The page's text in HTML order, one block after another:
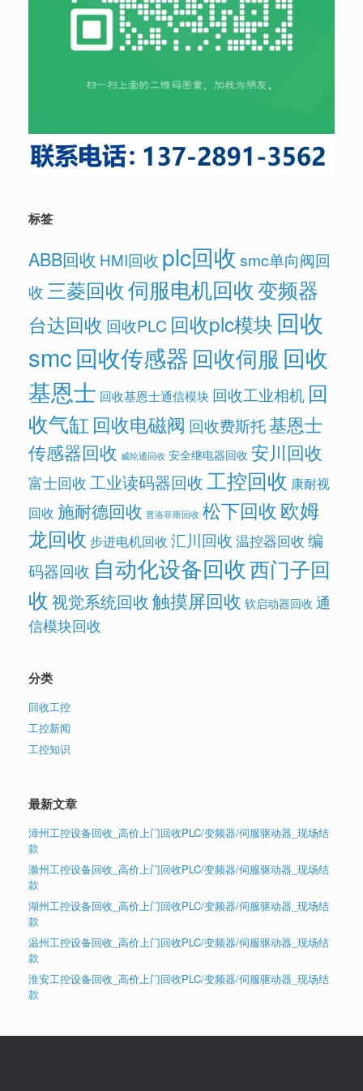
标签
ABB回收 HMI回收 plc回收 smc单向阀回
收 三菱回收伺服电机回收变频器
台达回收 回收PLC 回收plc模块 回收
smc回收传感器回收伺服 回收
基恩士 回收基恩士通信模块 回收工业相机 回
收气缸 回收电磁阀 回收费斯托基恩士
传感器回收 威纶通回收 安全继电器回收 安川回收
富士回收 工业读码器回收工控回收 康耐视
回收 施耐德回收 普洛菲斯回收 松下回收欧姆
龙回收 步进电机回收 汇川回收 温控器回收 编
码器回收 自动化设备回收西门子回
收视觉系统回收触摸屏回收 软启动器回收 通
信模块回收
分类
回收工控
工控新闻
工控知识
最新文章
漳州工控设备回收_高价上门回收PLC/变频器/伺服驱动器_现场结
款
滁州工控设备回收_高价上门回收PLC/变频器/伺服驱动器_现场结
款
湖州工控设备回收_高价上门回收PLC/变频器/伺服驱动器_现场结
款
温州工控设备回收_高价上门回收PLC/变频器/伺服驱动器_现场结
款
淮安工控设备回收_高价上门回收PLC/变频器/伺服驱动器_现场结
款